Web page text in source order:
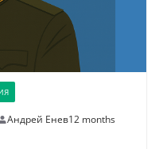
Андрей Енев12 months